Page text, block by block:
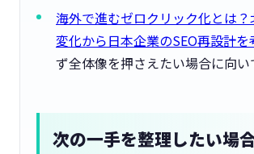
海外で進むゼロクリック化とは
変化から日本企業のSEO再設計を
ず全体像を押さえたい場合に向い
次の一手を整理したい場